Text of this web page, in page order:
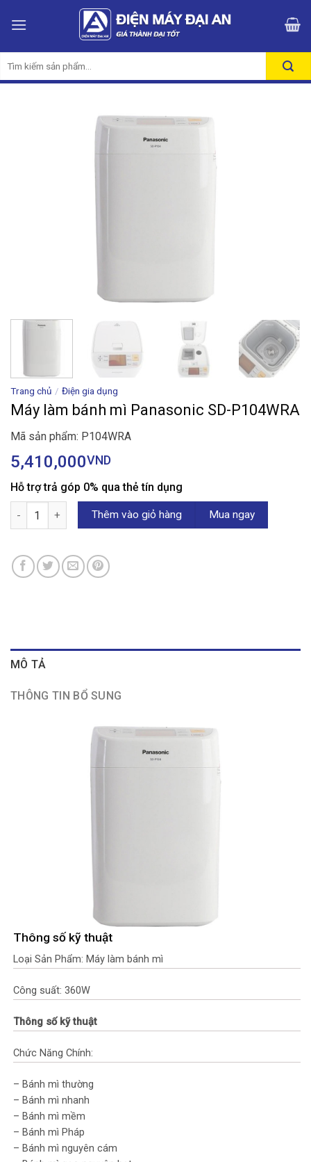
kiếm:
Trang chủ / Điện gia dụng
Máy làm bánh mì Panasonic SD-P104WRA
Mã sản phẩm: P104WRA
5,410,000VND
Hỗ trợ trả góp 0% qua thẻ tín dụng
Máy làm bánh mì Panasonic SD-P104WRA số lượng
Thêm vào giỏ hàng Mua ngay
MÔ TẢ
THÔNG TIN BỔ SUNG
Thông số kỹ thuật
Loại Sản Phẩm: Máy làm bánh mì
Công suất: 360W
Thông số kỹ thuật
Chức Năng Chính:
– Bánh mì thường
– Bánh mì nhanh
– Bánh mì mềm
– Bánh mì Pháp
– Bánh mì nguyên cám